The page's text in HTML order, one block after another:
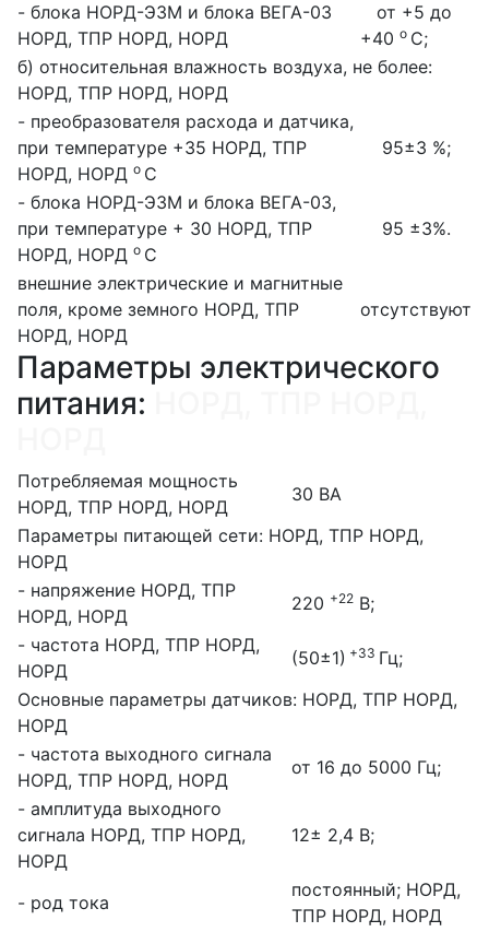
- блока НОРД-Э3М и блока ВЕГА-03
НОРД, ТПР НОРД, НОРД
от +5 до
+40 о С;
б) относительная влажность воздуха, не более:
НОРД, ТПР НОРД, НОРД
- преобразователя расхода и датчика,
при температуре +35 НОРД, ТПР
НОРД, НОРД о С
95±3 %;
- блока НОРД-Э3М и блока ВЕГА-03,
при температуре + 30 НОРД, ТПР
НОРД, НОРД о С
95 ±3%.
внешние электрические и магнитные
поля, кроме земного НОРД, ТПР
НОРД, НОРД
отсутствуют
Параметры электрического
питания:
Потребляемая мощность
НОРД, ТПР НОРД, НОРД
30 ВА
Параметры питающей сети: НОРД, ТПР НОРД,
НОРД
- напряжение НОРД, ТПР
НОРД, НОРД
220 +22 В;
- частота НОРД, ТПР НОРД,
НОРД
(50±1) +33 Гц;
Основные параметры датчиков: НОРД, ТПР НОРД,
НОРД
- частота выходного сигнала
НОРД, ТПР НОРД, НОРД
от 16 до 5000 Гц;
- амплитуда выходного
сигнала НОРД, ТПР НОРД,
НОРД
12± 2,4 В;
- род тока
постоянный; НОРД,
ТПР НОРД, НОРД